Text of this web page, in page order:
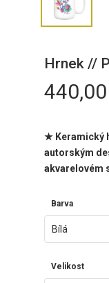
Hrnek //
440,00
★ Keramický
autorským
akvarelovém
Barva
Bílá
Velikost